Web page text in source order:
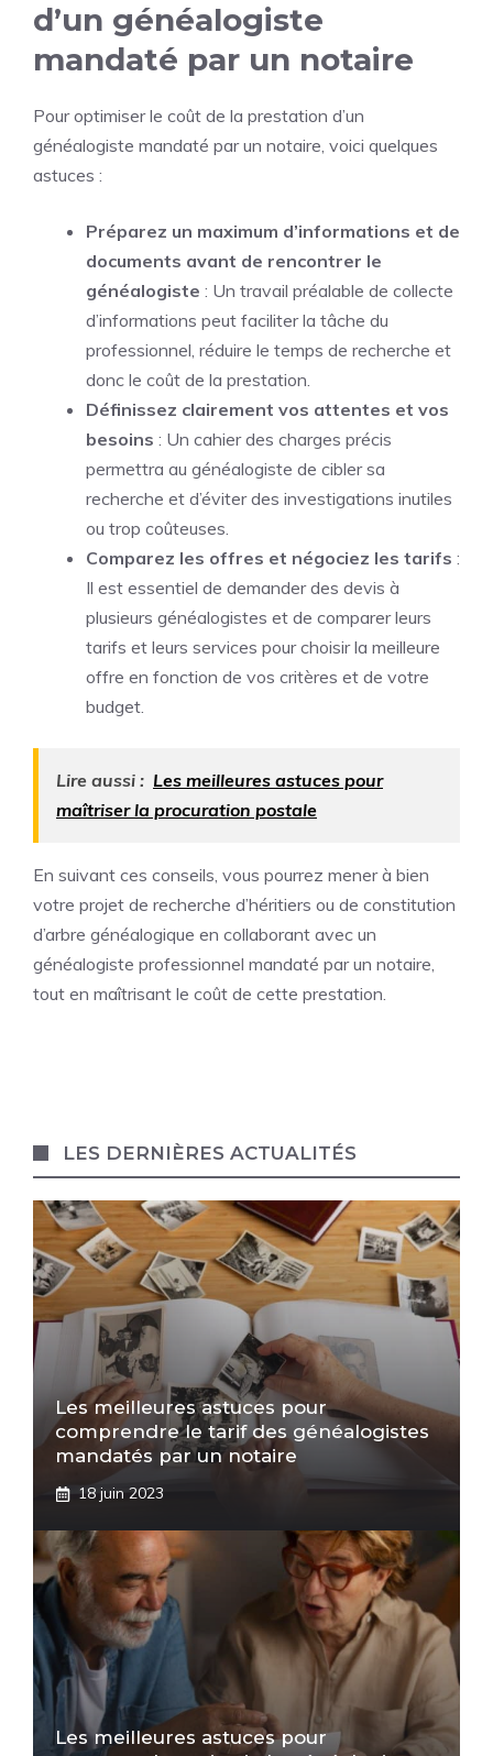
d’un généalogiste
mandaté par un notaire
Pour optimiser le coût de la prestation d’un
généalogiste mandaté par un notaire, voici quelques
astuces :
Préparez un maximum d’informations et de
documents avant de rencontrer le
généalogiste : Un travail préalable de collecte
d’informations peut faciliter la tâche du
professionnel, réduire le temps de recherche et
donc le coût de la prestation.
Définissez clairement vos attentes et vos
besoins : Un cahier des charges précis
permettra au généalogiste de cibler sa
recherche et d’éviter des investigations inutiles
ou trop coûteuses.
Comparez les offres et négociez les tarifs :
Il est essentiel de demander des devis à
plusieurs généalogistes et de comparer leurs
tarifs et leurs services pour choisir la meilleure
offre en fonction de vos critères et de votre
budget.
Lire aussi : Les meilleures astuces pour
maîtriser la procuration postale
En suivant ces conseils, vous pourrez mener à bien
votre projet de recherche d’héritiers ou de constitution
d’arbre généalogique en collaborant avec un
généalogiste professionnel mandaté par un notaire,
tout en maîtrisant le coût de cette prestation.
LES DERNIÈRES ACTUALITÉS
Les meilleures astuces pour
comprendre le tarif des généalogistes
mandatés par un notaire
18 juin 2023
Les meilleures astuces pour